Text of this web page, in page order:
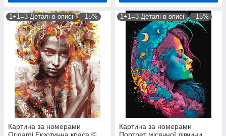
1+1=3 Деталі в описі –15%
Картина за номерами
1+1=3 Деталі в описі –15%
Картина за номерами